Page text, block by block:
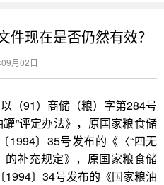
件现在是否仍然有效？
月02日
（91）商储（粮）字第284号
”评定办法》，原国家粮食储
1994〕35号发布的《〈“四无
的补充规定》，原国家粮食储
〕34号发布的《国家粮油